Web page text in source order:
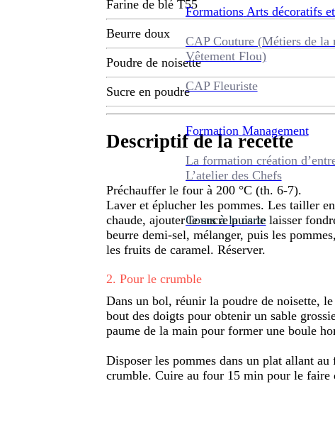
Formations Arts décoratifs
CAP Couture (Métiers de la
Vêtement Flou)
CAP Fleuriste
Formation Management
La formation création
L’atelier des Chefs
Cours à la carte
Farine de blé T55
Beurre doux
Poudre de noisette
Sucre en poudre
Descriptif de la recette
Préchauffer le four à 200 °C (th. 6-7).
Laver et éplucher les pommes. Les tailler
chaude, ajouter le sucre puis le laisser
beurre demi-sel, mélanger, puis les
les fruits de caramel. Réserver.
2. Pour le crumble
Dans un bol, réunir la poudre de noisette,
bout des doigts pour obtenir un sable
paume de la main pour former une boule
Disposer les pommes dans un plat allant
crumble. Cuire au four 15 min pour le faire